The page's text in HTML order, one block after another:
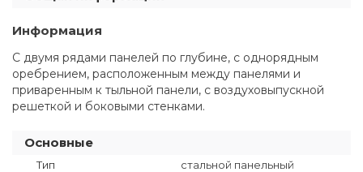
Информация
С двумя рядами панелей по глубине, с однорядным
оребрением, расположенным между панелями и
приваренным к тыльной панели, с воздуховыпускной
решеткой и боковыми стенками.
Основные
Тип
стальной панельный